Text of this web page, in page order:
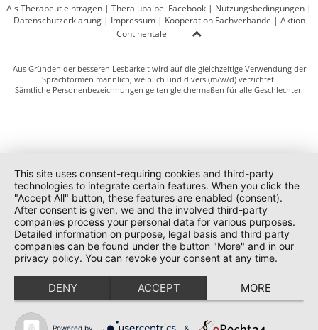
Als Therapeut eintragen | Theralupa bei Facebook | Nutzungsbedingungen |
Datenschutzerklärung| Impressum| Kooperation Fachverbände | Aktion
Continentale
Aus Gründen der besseren Lesbarkeit wird auf die gleichzeitige Verwendung der
Sprachformen männlich, weiblich und divers (m/w/d) verzichtet.
Sämtliche Personenbezeichnungen gelten gleichermaßen für alle Geschlechter.
This site uses consent-requiring cookies and third-party
technologies to integrate certain features. When you click the
"Accept All" button, these features are enabled (consent).
After consent is given, we and the involved third-party
companies process your personal data for various purposes.
Detailed information on purpose, legal basis and third party
companies can be found under the button "More" and in our
privacy policy. You can revoke your consent at any time.
DENY ACCEPT MORE
Powered by &